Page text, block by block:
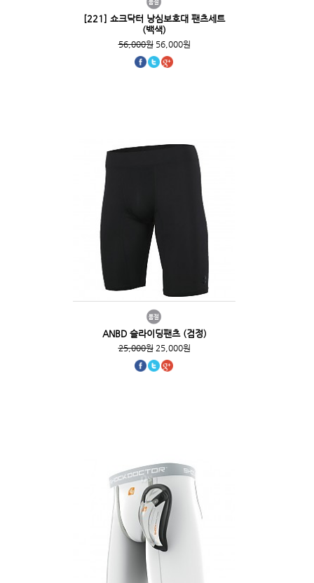
[221] 쇼크닥터 낭심보호대 팬츠세트
(백색)
56,000원56,000원
ANBD 슬라이딩팬츠 (검정)
25,000원25,000원